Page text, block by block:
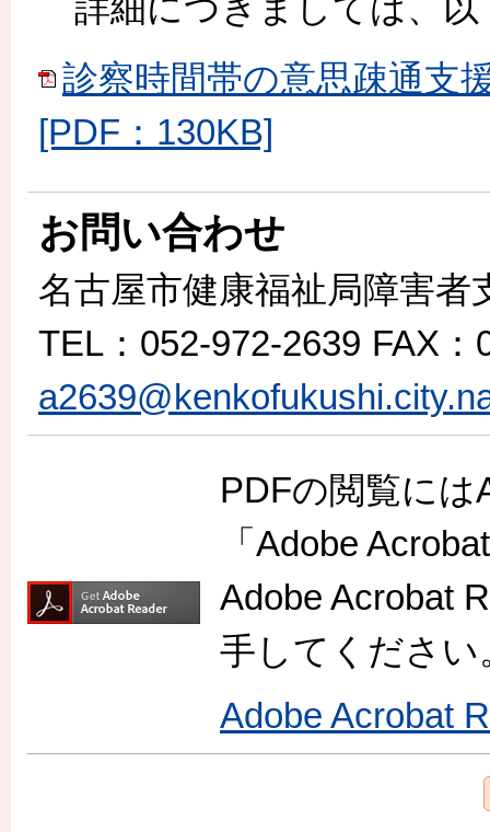
詳細につきましては、以
診察時間帯の意思疎通支
[PDF：130KB]
お問い合わせ
名古屋市健康福祉局障害者
TEL ：052-972-2639 FAX
PDFの閲覧に
「Adobe
Adobe Acrobat
手してください
Adobe Acrobat